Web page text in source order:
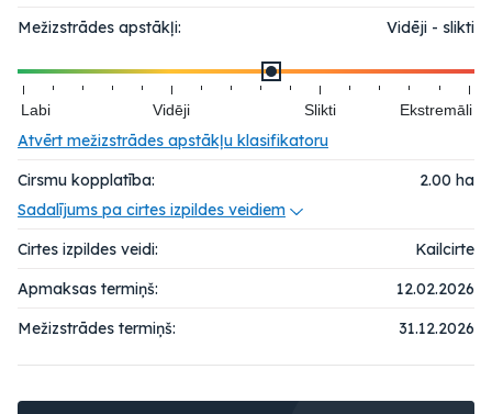
Mežizstrādes apstākļi:
Vidēji - slikti
Labi Vidēji Slikti Ekstremāli
Atvērt mežizstrādes apstākļu klasifikatoru
Cirsmu kopplatība:
2.00 ha
Sadalījums pa cirtes izpildes veidiem
Cirtes izpildes veidi:
Kailcirte
Apmaksas termiņš:
12.02.2026
Mežizstrādes termiņš:
31.12.2026